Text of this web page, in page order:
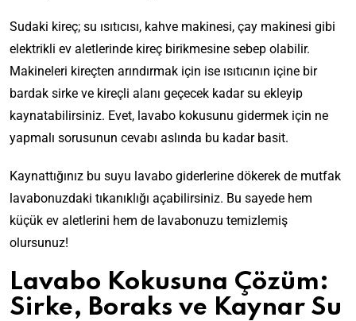
Sudaki kireç; su ısıtıcısı, kahve makinesi, çay makinesi gibi
elektrikli ev aletlerinde kireç birikmesine sebep olabilir.
Makineleri kireçten arındırmak için ise ısıtıcının içine bir
bardak sirke ve kireçli alanı geçecek kadar su ekleyip
kaynatabilirsiniz. Evet, lavabo kokusunu gidermek için ne
yapmalı sorusunun cevabı aslında bu kadar basit.
Kaynattığınız bu suyu lavabo giderlerine dökerek de mutfak
lavabonuzdaki tıkanıklığı açabilirsiniz. Bu sayede hem
küçük ev aletlerini hem de lavabonuzu temizlemiş
olursunuz!
Lavabo Kokusuna Çözüm:
Sirke, Boraks ve Kaynar Su